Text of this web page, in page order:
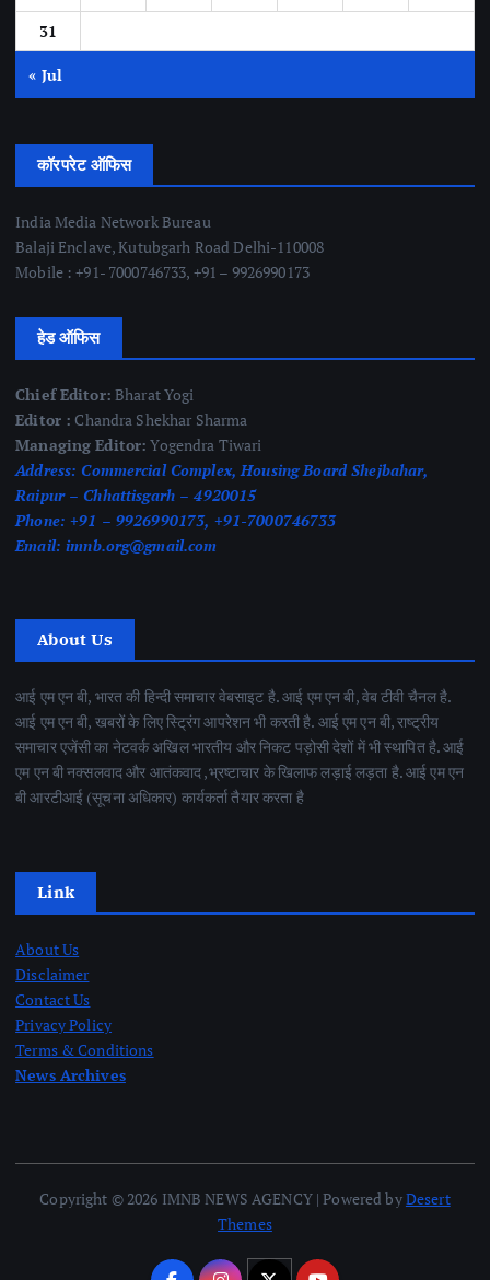
31
« Jul
कॉरपरेट ऑफिस
India Media Network Bureau
Balaji Enclave, Kutubgarh Road Delhi-110008
Mobile : +91- 7000746733, +91 – 9926990173
हेड ऑफिस
Chief Editor: Bharat Yogi
Editor : Chandra Shekhar Sharma
Managing Editor: Yogendra Tiwari
Address: Commercial Complex, Housing Board Shejbahar,
Raipur – Chhattisgarh – 4920015
Phone: +91 – 9926990173, +91-7000746733
Email: imnb.org@gmail.com
About Us
आई एम एन बी, भारत की हिन्दी समाचार वेबसाइट है. आई एम एन बी, वेब टीवी चैनल है.
आई एम एन बी, खबरों के लिए स्ट्रिंग आपरेशन भी करती है. आई एम एन बी, राष्ट्रीय
समाचार एजेंसी का नेटवर्क अखिल भारतीय और निकट पड़ोसी देशों में भी स्थापित है. आई
एम एन बी नक्सलवाद और आतंकवाद ,भ्रष्टाचार के खिलाफ लड़ाई लड़ता है. आई एम एन
बी आरटीआई (सूचना अधिकार) कार्यकर्ता तैयार करता है
Link
About Us
Disclaimer
Contact Us
Privacy Policy
Terms & Conditions
News Archives
Copyright © 2026 IMNB NEWS AGENCY | Powered byDesert
Themes